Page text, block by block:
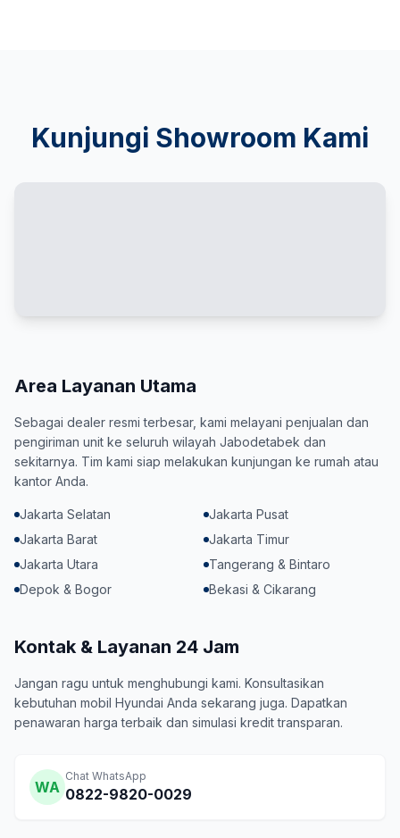
Kunjungi Showroom Kami
Area Layanan Utama
Sebagai dealer resmi terbesar, kami melayani penjualan dan
pengiriman unit ke seluruh wilayah Jabodetabek dan
sekitarnya. Tim kami siap melakukan kunjungan ke rumah atau
kantor Anda.
Jakarta Selatan
Jakarta Pusat
Jakarta Barat
Jakarta Timur
Jakarta Utara
Tangerang & Bintaro
Depok & Bogor
Bekasi & Cikarang
Kontak & Layanan 24 Jam
Jangan ragu untuk menghubungi kami. Konsultasikan
kebutuhan mobil Hyundai Anda sekarang juga. Dapatkan
penawaran harga terbaik dan simulasi kredit transparan.
WA
Chat WhatsApp
0822-9820-0029